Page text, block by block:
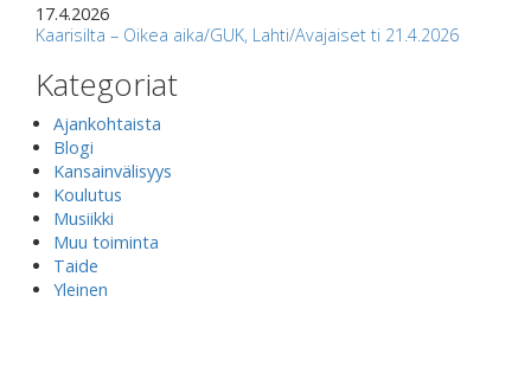
17.4.2026
Kaarisilta – Oikea aika/GUK, Lahti/Avajaiset ti 21.4.2026
Kategoriat
Ajankohtaista
Blogi
Kansainvälisyys
Koulutus
Musiikki
Muu toiminta
Taide
Yleinen